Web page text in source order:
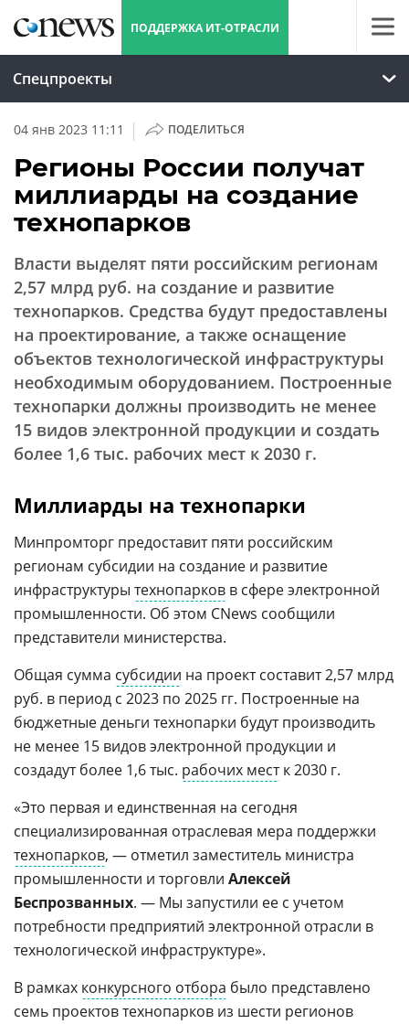
ПОДДЕРЖКА ИТ-ОТРАСЛИ
Спецпроекты
04 янв 2023 11:11 | ПОДЕЛИТЬСЯ
Регионы России получат
миллиарды на создание
технопарков
Власти выделят пяти российским регионам
2,57 млрд руб. на создание и развитие
технопарков. Средства будут предоставлены
на проектирование, а также оснащение
объектов технологической инфраструктуры
необходимым оборудованием. Построенные
технопарки должны производить не менее
15 видов электронной продукции и создать
более 1,6 тыс. рабочих мест к 2030 г.
Миллиарды на технопарки
Минпромторг предоставит пяти российским
регионам субсидии на создание и развитие
инфраструктуры технопарков в сфере электронной
промышленности. Об этом CNews сообщили
представители министерства.
Общая сумма субсидии на проект составит 2,57 млрд
руб. в период с 2023 по 2025 гг. Построенные на
бюджетные деньги технопарки будут производить
не менее 15 видов электронной продукции и
создадут более 1,6 тыс. рабочих местк 2030 г.
«Это первая и единственная на сегодня
специализированная отраслевая мера поддержки
технопарков, — отметил заместитель министра
промышленности и торговли Алексей
Беспрозванных. — Мы запустили ее с учетом
потребности предприятий электронной отрасли в
технологической инфраструктуре».
В рамках конкурсного отбора было представлено
семь проектов технопарков из шести регионов